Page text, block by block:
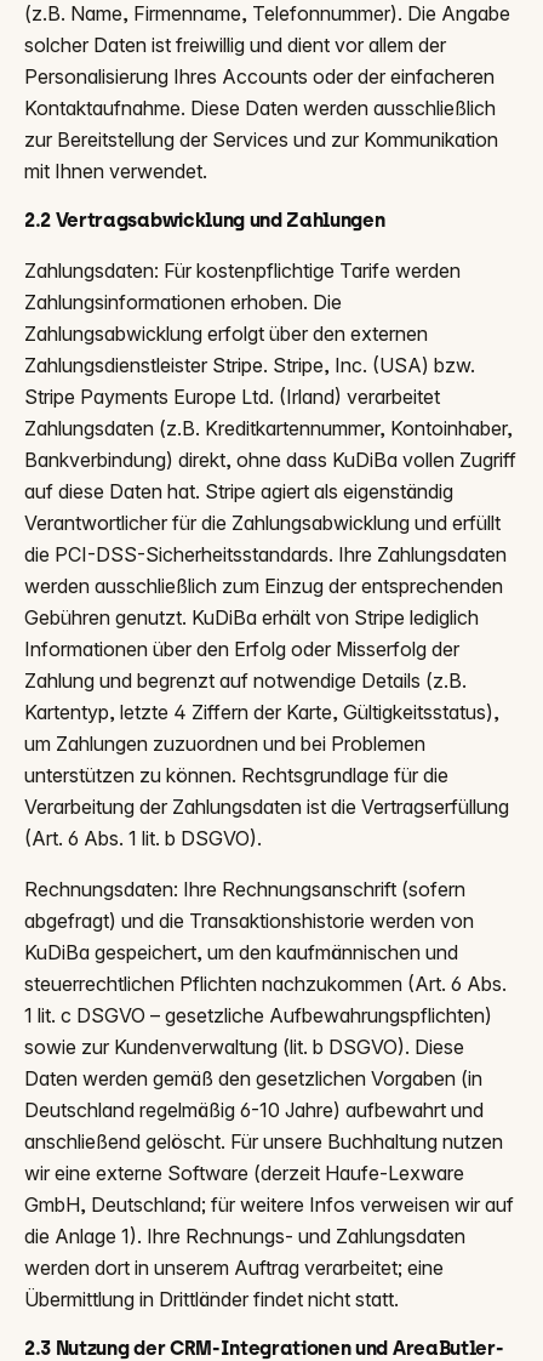
(z.B. Name, Firmenname, Telefonnummer). Die Angabe
solcher Daten ist freiwillig und dient vor allem der
Personalisierung Ihres Accounts oder der einfacheren
Kontaktaufnahme. Diese Daten werden ausschließlich
zur Bereitstellung der Services und zur Kommunikation
mit Ihnen verwendet.
2.2 Vertragsabwicklung und Zahlungen
Zahlungsdaten: Für kostenpflichtige Tarife werden
Zahlungsinformationen erhoben. Die
Zahlungsabwicklung erfolgt über den externen
Zahlungsdienstleister Stripe. Stripe, Inc. (USA) bzw.
Stripe Payments Europe Ltd. (Irland) verarbeitet
Zahlungsdaten (z.B. Kreditkartennummer, Kontoinhaber,
Bankverbindung) direkt, ohne dass KuDiBa vollen Zugriff
auf diese Daten hat. Stripe agiert als eigenständig
Verantwortlicher für die Zahlungsabwicklung und erfüllt
die PCI-DSS-Sicherheitsstandards. Ihre Zahlungsdaten
werden ausschließlich zum Einzug der entsprechenden
Gebühren genutzt. KuDiBa erhält von Stripe lediglich
Informationen über den Erfolg oder Misserfolg der
Zahlung und begrenzt auf notwendige Details (z.B.
Kartentyp, letzte 4 Ziffern der Karte, Gültigkeitsstatus),
um Zahlungen zuzuordnen und bei Problemen
unterstützen zu können. Rechtsgrundlage für die
Verarbeitung der Zahlungsdaten ist die Vertragserfüllung
(Art. 6 Abs. 1 lit. b DSGVO).
Rechnungsdaten: Ihre Rechnungsanschrift (sofern
abgefragt) und die Transaktionshistorie werden von
KuDiBa gespeichert, um den kaufmännischen und
steuerrechtlichen Pflichten nachzukommen (Art. 6 Abs.
1 lit. c DSGVO – gesetzliche Aufbewahrungspflichten)
sowie zur Kundenverwaltung (lit. b DSGVO). Diese
Daten werden gemäß den gesetzlichen Vorgaben (in
Deutschland regelmäßig 6-10 Jahre) aufbewahrt und
anschließend gelöscht. Für unsere Buchhaltung nutzen
wir eine externe Software (derzeit Haufe-Lexware
GmbH, Deutschland; für weitere Infos verweisen wir auf
die Anlage 1). Ihre Rechnungs- und Zahlungsdaten
werden dort in unserem Auftrag verarbeitet; eine
Übermittlung in Drittländer findet nicht statt.
2.3 Nutzung der CRM-Integrationen und AreaButler-